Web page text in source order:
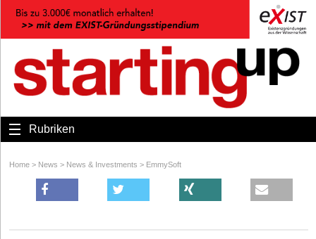
Rubriken
Home > News > News & Investments > EmmySoft